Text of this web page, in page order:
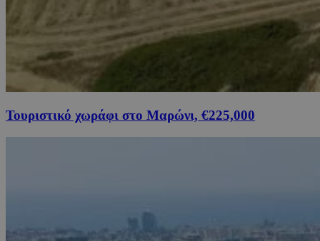
Τουριστικό χωράφι στο Μαρώνι, €225,000